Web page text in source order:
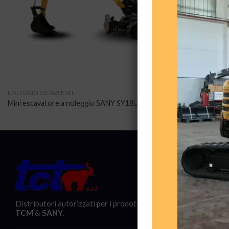
NOLEGGIO ESCAVATORI
Mini escavatore a noleggio SANY SY18U
Distributori autorizzati per i prodotti
TCM & SANY.
Contatti:
Via
86039 -
+39